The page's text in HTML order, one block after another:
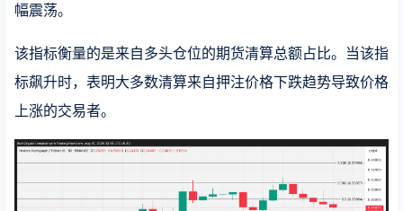
幅震荡。
该指标衡量的是来自多头仓位的期货清算总额占比。当该指
标飙升时，表明大多数清算来自押注价格下跌趋势导致价格
上涨的交易者。